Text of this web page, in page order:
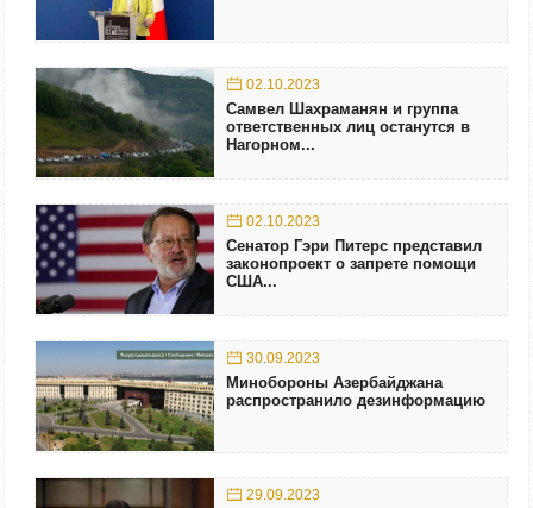
02.10.2023
Самвел Шахраманян и группа
ответственных лиц останутся в
Нагорном...
02.10.2023
Сенатор Гэри Питерс представил
законопроект о запрете помощи
США...
30.09.2023
Минобороны Азербайджана
распространило дезинформацию
29.09.2023